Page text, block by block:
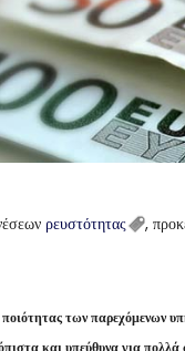
ρευστότητας
,
ποιότητας των
και υπεύθυνα για